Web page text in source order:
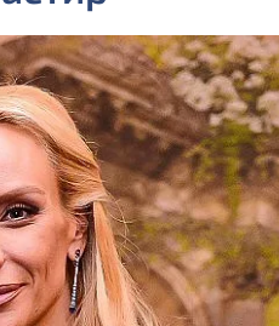
МОЯТ ГРАД
ТЕХНОЛОГИИ
ДА!НА
ДА! НА
КУЛТУРА